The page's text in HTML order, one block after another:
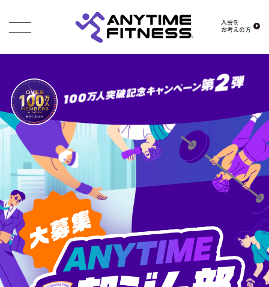
入会を
お考えの方